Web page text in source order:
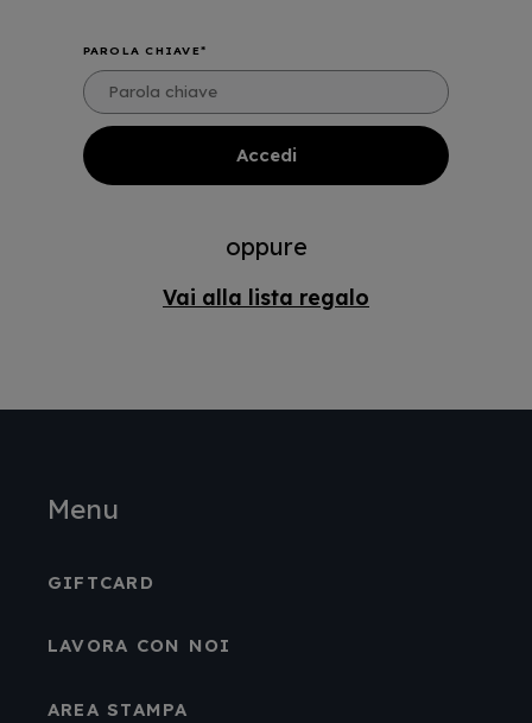
PAROLA CHIAVE
oppure
Vai alla lista regalo
Menu
GIFTCARD
LAVORA CON NOI
AREA STAMPA